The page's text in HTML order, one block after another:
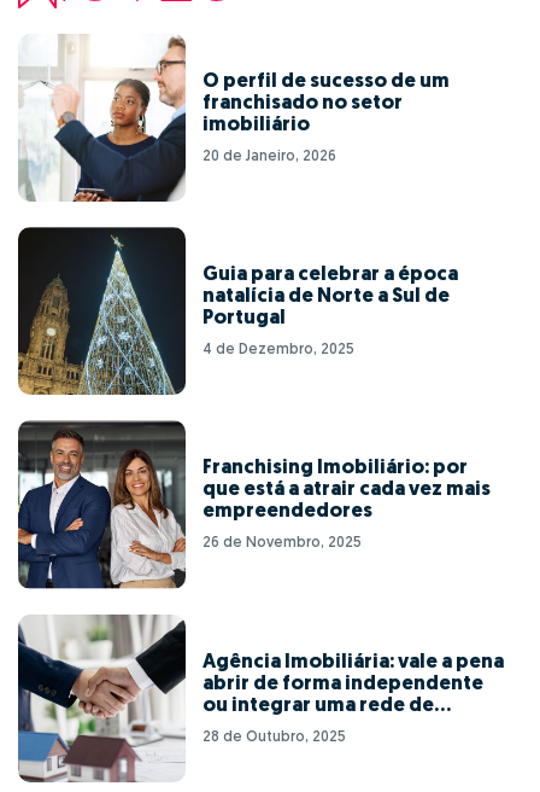
O perfil de sucesso de um
franchisado no setor
imobiliário
20 de Janeiro, 2026
Guia para celebrar a época
natalícia de Norte a Sul de
Portugal
4 de Dezembro, 2025
Franchising Imobiliário: por
que está a atrair cada vez mais
empreendedores
26 de Novembro, 2025
Agência Imobiliária: vale a pena
abrir de forma independente
ou integrar uma rede de
franchising?
28 de Outubro, 2025